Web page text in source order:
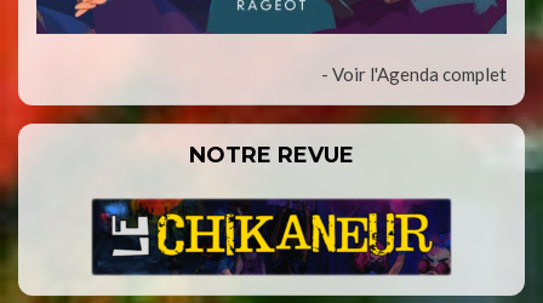
- Voir l'Agenda complet
NOTRE REVUE